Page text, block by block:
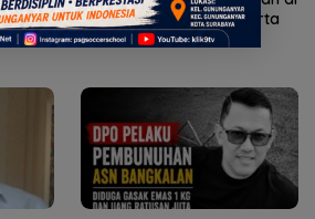
Sekolah Swasta di Jakarta
Selatan